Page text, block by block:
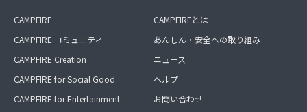
CAMPFIRE
CAMPFIRE コミュニティ
CAMPFIRE Creation
CAMPFIRE for Social Good
CAMPFIRE for Entertainment
CAMPFIREとは
あんしん・安全への取り組み
ニュース
ヘルプ
お問い合わせ